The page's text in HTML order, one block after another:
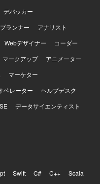
デバッカー
プランナー
アナリスト
Webデザイナー
コーダー
マークアップ
アニメーター
マーケター
ペレーター
ヘルプデスク
データサイエンティスト
Swift C# C++
Scala